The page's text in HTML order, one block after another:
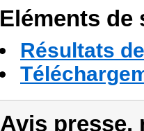
Eléments
Résultats
Avis presse,